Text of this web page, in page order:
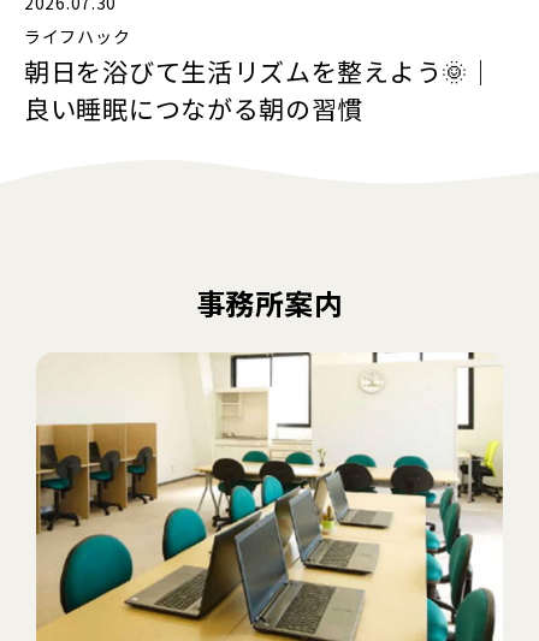
ライフハック
朝日を浴びて生活リズムを整えよう🌞｜
良い睡眠につながる朝の習慣
事務所案内